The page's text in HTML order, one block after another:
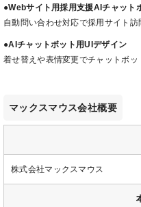
●Webサイト用採用支援AIチャット
自動問い合わせ対応で採用サイト
●AIチャットボット用UIデザイン
着せ替えや表情変更でチャットボ
マックスマウス会社概要
株式会社マックスマウス